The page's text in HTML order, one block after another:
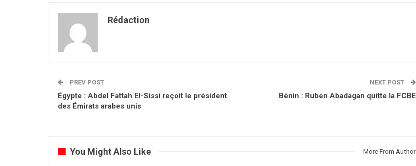
Rédaction
PREV POST
Égypte : Abdel Fattah El-Sissi reçoit le président
des Émirats arabes unis
NEXT POST
Bénin : Ruben Abadagan quitte la FCBE
You Might Also Like More From Author